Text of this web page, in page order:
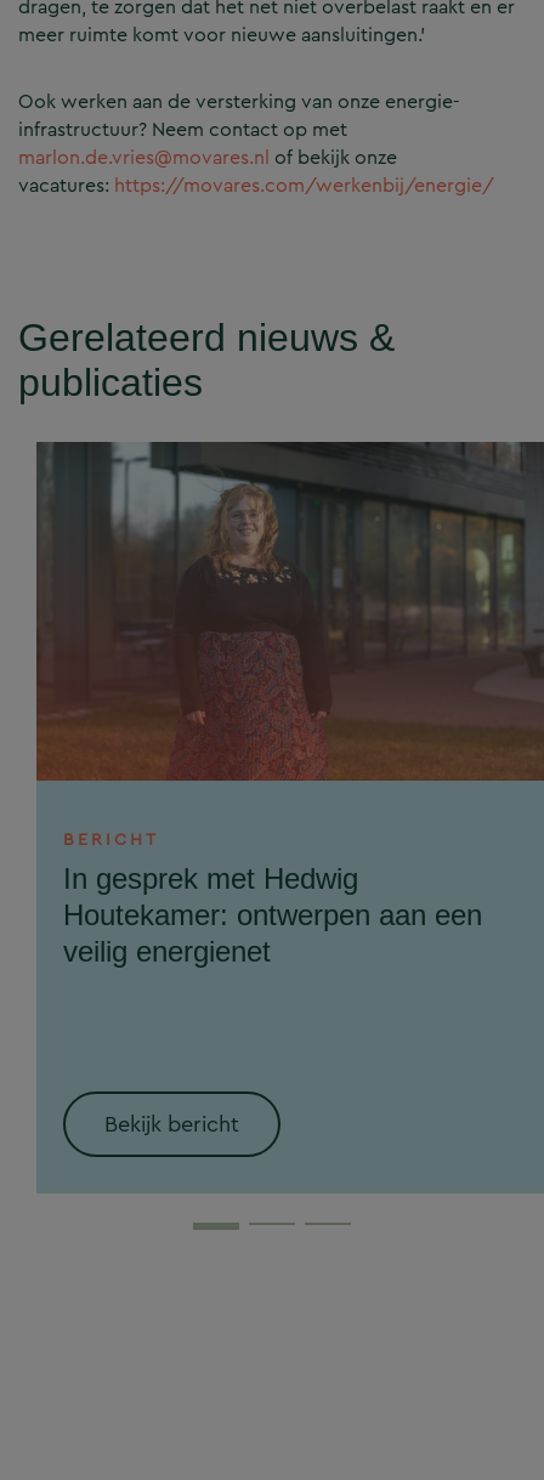
dragen, te zorgen dat het net niet overbelast raakt en er
meer ruimte komt voor nieuwe aansluitingen.’
Ook werken aan de versterking van onze energie-
infrastructuur? Neem contact op met
marlon.de.vries@movares.nl of bekijk onze
vacatures: https://movares.com/werkenbij/energie/
Gerelateerd nieuws &
publicaties
BERICHT
In gesprek met Hedwig
Houtekamer: ontwerpen aan een
veilig energienet
Bekijk bericht